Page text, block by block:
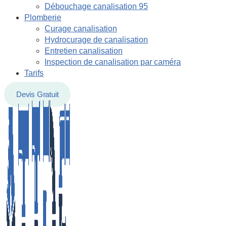
Débouchage canalisation 95
Plomberie
Curage canalisation
Hydrocurage de canalisation
Entretien canalisation
Inspection de canalisation par caméra
Tarifs
Devis Gratuit